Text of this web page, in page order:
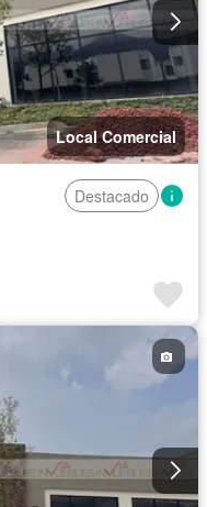
Local Comercial
Destacado